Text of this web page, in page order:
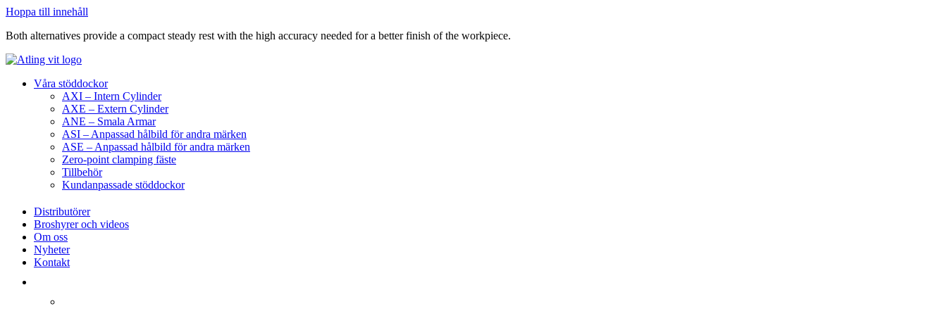
Hoppa till innehåll
Both alternatives provide a compact steady rest with the high accuracy needed for a better finish of the workpiece.
Våra stöddockor
AXI – Intern Cylinder
AXE – Extern Cylinder
ANE – Smala Armar
ASI – Anpassad hålbild för andra märken
ASE – Anpassad hålbild för andra märken
Zero-point clamping fäste
Tillbehör
Kundanpassade stöddockor
Distributörer
Broshyrer och videos
Om oss
Nyheter
Kontakt